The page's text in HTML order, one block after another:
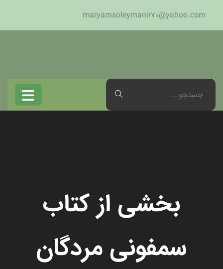
maryamsoleymani170@yahoo.com
بخشی از کتاب
سمفونی مردگان